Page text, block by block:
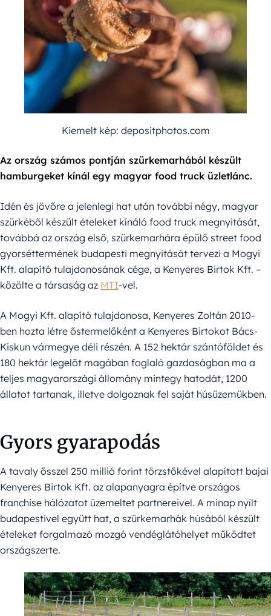
Kiemelt kép: depositphotos.com
Az ország számos pontján szürkemarhából készült
hamburgeket kínál egy magyar food truck üzletlánc.
Idén és jövőre a jelenlegi hat után további négy, magyar
szürkéből készült ételeket kínáló food truck megnyitását,
továbbá az ország első, szürkemarhára épülő street food
gyorséttermének budapesti megnyitását tervezi a Mogyi
Kft. alapító tulajdonosának cége, a Kenyeres Birtok Kft. –
közölte a társaság az MTI-vel.
A Mogyi Kft. alapító tulajdonosa, Kenyeres Zoltán 2010-
ben hozta létre őstermelőként a Kenyeres Birtokot Bács-
Kiskun vármegye déli részén. A 152 hektár szántóföldet és
180 hektár legelőt magában foglaló gazdaságban ma a
teljes magyarországi állomány mintegy hatodát, 1200
állatot tartanak, illetve dolgoznak fel saját húsüzemükben.
Gyors gyarapodás
A tavaly ősszel 250 millió forint törzstőkével alapított bajai
Kenyeres Birtok Kft. az alapanyagra építve országos
franchise hálózatot üzemeltet partnereivel. A minap nyílt
budapestivel együtt hat, a szürkemarhák húsából készült
ételeket forgalmazó mozgó vendéglátóhelyet működtet
országszerte.